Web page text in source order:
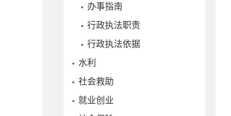
办事指南
行政执法职责
行政执法依据
水利
社会救助
就业创业